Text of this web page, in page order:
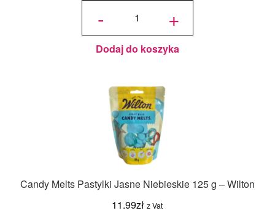
-
Pastylki
Czysta
Biel
125 g -
Wilton
+
Dodaj do koszyka
Candy Melts Pastylki Jasne Niebieskie 125 g – Wilton
11.99zł z Vat